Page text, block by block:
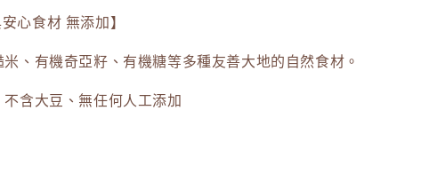
心食材 無添加】
、有機奇亞籽、有機糖等多種友善大地的自然食材。
含大豆、無任何人工添加